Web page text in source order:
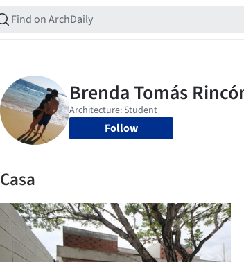
Follow
Casa